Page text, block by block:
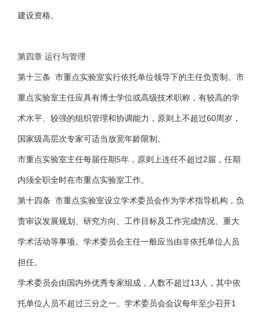
建设资格。
第四章 运行与管理
第十三条 市重点实验室实行依托单位领导下的主任负责制。市
重点实验室主任应具有博士学位或高级技术职称，有较高的学
术水平、较强的组织管理和协调能力，原则上不超过60周岁，
国家级高层次专家可适当放宽年龄限制。
市重点实验室主任每届任期5年，原则上连任不超过2届，任期
内须全职全时在市重点实验室工作。
第十四条 市重点实验室设立学术委员会作为学术指导机构，负
责审议发展规划、研究方向、工作目标及工作完成情况、重大
学术活动等事项。学术委员会主任一般应当由非依托单位人员
担任。
学术委员会由国内外优秀专家组成，人数不超过13人，其中依
托单位人员不超过三分之一。学术委员会会议每年至少召开1